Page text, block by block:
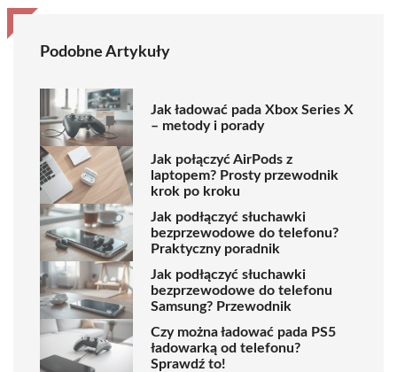
Podobne Artykuły
Jak ładować pada Xbox Series X
– metody i porady
Jak połączyć AirPods z
laptopem? Prosty przewodnik
krok po kroku
Jak podłączyć słuchawki
bezprzewodowe do telefonu?
Praktyczny poradnik
Jak podłączyć słuchawki
bezprzewodowe do telefonu
Samsung? Przewodnik
Czy można ładować pada PS5
ładowarką od telefonu?
Sprawdź to!